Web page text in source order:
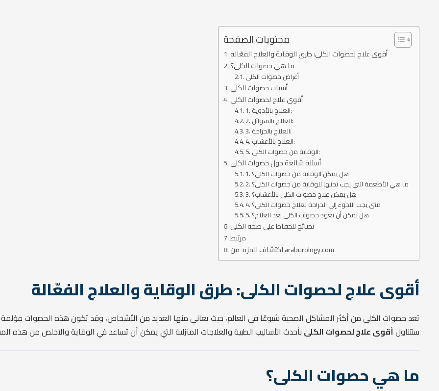
محتويات الصفحة
أقوى علاج لحصوات الكلى: طرق الوقاية والعلاج الفعّالة
ما هي حصوات الكلى؟
أعراض حصوات الكلى
أسباب حصوات الكلى
أقوى علاج لحصوات الكلى
1. العلاج بالأدوية:
2. العلاج بالسوائل:
3. العلاج بالجراحة:
4. العلاج بالأعشاب:
5. الوقاية من حصوات الكلى:
أسئلة شائعة حول حصوات الكلى
1. هل يمكن الوقاية من حصوات الكلى؟
2. ما هي الأطعمة التي يجب تجنبها للوقاية من حصوات الكلى؟
3. هل يمكن علاج حصوات الكلى بالأعشاب؟
4. متى يجب اللجوء إلى الجراحة لعلاج حصوات الكلى؟
5. هل يمكن أن تعود حصوات الكلى بعد العلاج؟
نصائح للحفاظ على صحة الكلى
مرتبط
اكتشاف المزيد من araburology.com
أقوى علاج لحصوات الكلى: طرق الوقاية والعلاج الفعّالة
تعد حصوات الكلى من أكثر المشاكل الصحية شيوعًا في العالم، حيث يعاني منها العديد من الأشخاص، وقد تكون هذه الحصوات مؤلمة
سنتناولأقوى علاج لحصوات الكلى بأحدث الأساليب الطبية والعلاجات المنزلية التي يمكن أن تساعد في الوقاية والتخلص من هذه
ما هي حصوات الكلى؟